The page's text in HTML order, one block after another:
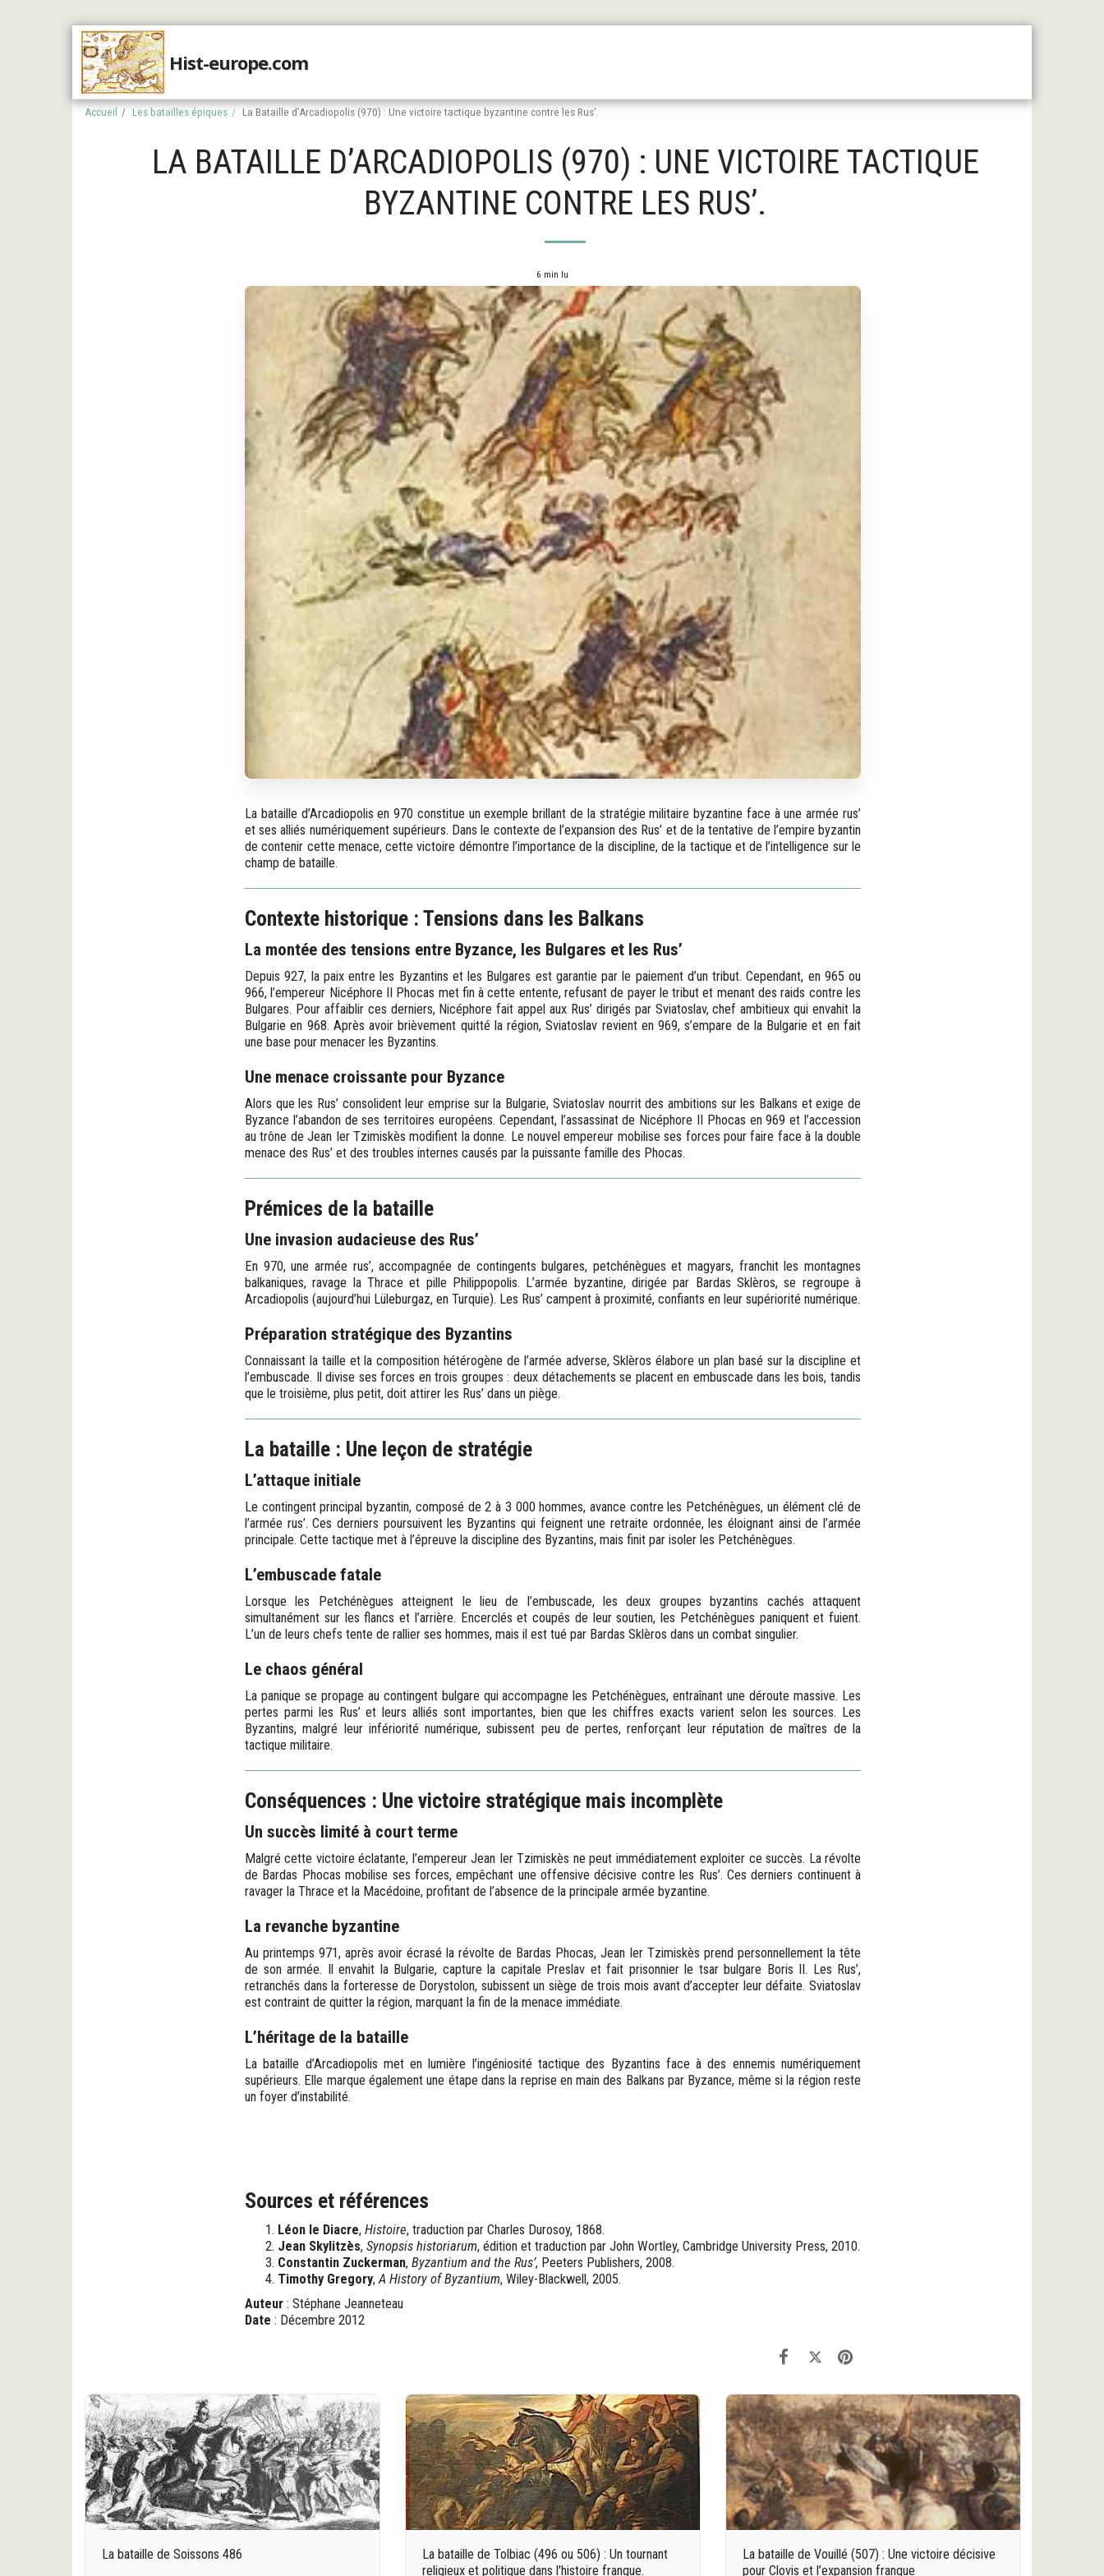
Hist-europe.com
Accueil Les batailles épiques La Bataille d’Arcadiopolis (970) : Une victoire tactique byzantine contre les Rus’.
LA BATAILLE D’ARCADIOPOLIS (970) : UNE VICTOIRE TACTIQUE
BYZANTINE CONTRE LES RUS’.
6 min lu
La bataille d’Arcadiopolis en 970 constitue un exemple brillant de la stratégie militaire byzantine face à une armée rus’
et ses alliés numériquement supérieurs. Dans le contexte de l’expansion des Rus’ et de la tentative de l’empire byzantin
de contenir cette menace, cette victoire démontre l’importance de la discipline, de la tactique et de l’intelligence sur le
champ de bataille.
Contexte historique : Tensions dans les Balkans
La montée des tensions entre Byzance, les Bulgares et les Rus’
Depuis 927, la paix entre les Byzantins et les Bulgares est garantie par le paiement d’un tribut. Cependant, en 965 ou
966, l’empereur Nicéphore II Phocas met fin à cette entente, refusant de payer le tribut et menant des raids contre les
Bulgares. Pour affaiblir ces derniers, Nicéphore fait appel aux Rus’ dirigés par Sviatoslav, chef ambitieux qui envahit la
Bulgarie en 968. Après avoir brièvement quitté la région, Sviatoslav revient en 969, s’empare de la Bulgarie et en fait
une base pour menacer les Byzantins.
Une menace croissante pour Byzance
Alors que les Rus’ consolident leur emprise sur la Bulgarie, Sviatoslav nourrit des ambitions sur les Balkans et exige de
Byzance l’abandon de ses territoires européens. Cependant, l’assassinat de Nicéphore II Phocas en 969 et l’accession
au trône de Jean Ier Tzimiskès modifient la donne. Le nouvel empereur mobilise ses forces pour faire face à la double
menace des Rus’ et des troubles internes causés par la puissante famille des Phocas.
Prémices de la bataille
Une invasion audacieuse des Rus’
En 970, une armée rus’, accompagnée de contingents bulgares, petchénègues et magyars, franchit les montagnes
balkaniques, ravage la Thrace et pille Philippopolis. L’armée byzantine, dirigée par Bardas Sklèros, se regroupe à
Arcadiopolis (aujourd’hui Lüleburgaz, en Turquie). Les Rus’ campent à proximité, confiants en leur supériorité numérique.
Préparation stratégique des Byzantins
Connaissant la taille et la composition hétérogène de l’armée adverse, Sklèros élabore un plan basé sur la discipline et
l’embuscade. Il divise ses forces en trois groupes : deux détachements se placent en embuscade dans les bois, tandis
que le troisième, plus petit, doit attirer les Rus’ dans un piège.
La bataille : Une leçon de stratégie
L’attaque initiale
Le contingent principal byzantin, composé de 2 à 3 000 hommes, avance contre les Petchénègues, un élément clé de
l’armée rus’. Ces derniers poursuivent les Byzantins qui feignent une retraite ordonnée, les éloignant ainsi de l’armée
principale. Cette tactique met à l’épreuve la discipline des Byzantins, mais finit par isoler les Petchénègues.
L’embuscade fatale
Lorsque les Petchénègues atteignent le lieu de l’embuscade, les deux groupes byzantins cachés attaquent
simultanément sur les flancs et l’arrière. Encerclés et coupés de leur soutien, les Petchénègues paniquent et fuient.
L’un de leurs chefs tente de rallier ses hommes, mais il est tué par Bardas Sklèros dans un combat singulier.
Le chaos général
La panique se propage au contingent bulgare qui accompagne les Petchénègues, entraînant une déroute massive. Les
pertes parmi les Rus’ et leurs alliés sont importantes, bien que les chiffres exacts varient selon les sources. Les
Byzantins, malgré leur infériorité numérique, subissent peu de pertes, renforçant leur réputation de maîtres de la
tactique militaire.
Conséquences : Une victoire stratégique mais incomplète
Un succès limité à court terme
Malgré cette victoire éclatante, l’empereur Jean Ier Tzimiskès ne peut immédiatement exploiter ce succès. La révolte
de Bardas Phocas mobilise ses forces, empêchant une offensive décisive contre les Rus’. Ces derniers continuent à
ravager la Thrace et la Macédoine, profitant de l’absence de la principale armée byzantine.
La revanche byzantine
Au printemps 971, après avoir écrasé la révolte de Bardas Phocas, Jean Ier Tzimiskès prend personnellement la tête
de son armée. Il envahit la Bulgarie, capture la capitale Preslav et fait prisonnier le tsar bulgare Boris II. Les Rus’,
retranchés dans la forteresse de Dorystolon, subissent un siège de trois mois avant d’accepter leur défaite. Sviatoslav
est contraint de quitter la région, marquant la fin de la menace immédiate.
L’héritage de la bataille
La bataille d’Arcadiopolis met en lumière l’ingéniosité tactique des Byzantins face à des ennemis numériquement
supérieurs. Elle marque également une étape dans la reprise en main des Balkans par Byzance, même si la région reste
un foyer d’instabilité.
Sources et références
Léon le Diacre, Histoire, traduction par Charles Durosoy, 1868.
Jean Skylitzès, Synopsis historiarum, édition et traduction par John Wortley, Cambridge University Press, 2010.
Constantin Zuckerman, Byzantium and the Rus’, Peeters Publishers, 2008.
Timothy Gregory, A History of Byzantium, Wiley-Blackwell, 2005.
Auteur : Stéphane Jeanneteau
Date : Décembre 2012
La bataille de Soissons 486
La bataille de Tolbiac (496 ou 506) : Un tournant
religieux et politique dans l'histoire franque.
La bataille de Vouillé (507) : Une victoire décisive
pour Clovis et l’expansion franque